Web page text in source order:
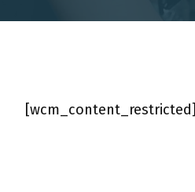
[wcm_content_restricted]